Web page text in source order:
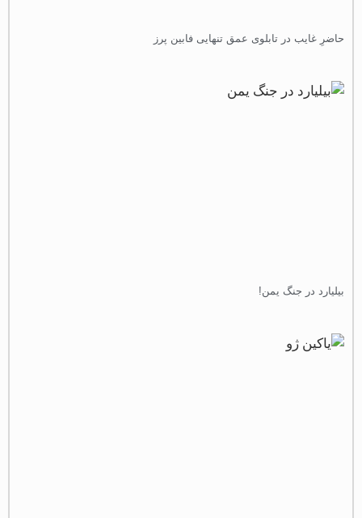
غایب در تابلوی عمق تنهایی فابین پرز
در جنگ یمن!